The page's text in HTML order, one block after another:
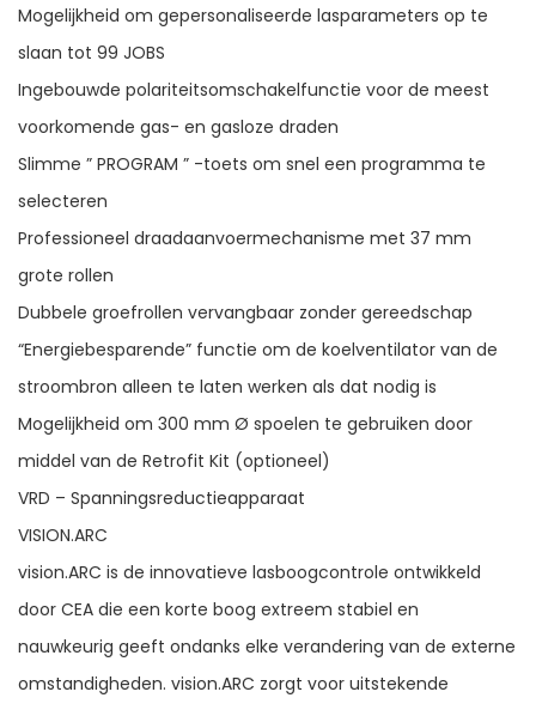
Mogelijkheid om gepersonaliseerde lasparameters op te
slaan tot 99 JOBS
Ingebouwde polariteitsomschakelfunctie voor de meest
voorkomende gas- en gasloze draden
Slimme ” PROGRAM ” -toets om snel een programma te
selecteren
Professioneel draadaanvoermechanisme met 37 mm
grote rollen
Dubbele groefrollen vervangbaar zonder gereedschap
“Energiebesparende” functie om de koelventilator van de
stroombron alleen te laten werken als dat nodig is
Mogelijkheid om 300 mm Ø spoelen te gebruiken door
middel van de Retrofit Kit (optioneel)
VRD – Spanningsreductieapparaat
VISION.ARC
vision.ARC is de innovatieve lasboogcontrole ontwikkeld
door CEA die een korte boog extreem stabiel en
nauwkeurig geeft ondanks elke verandering van de externe
omstandigheden. vision.ARC zorgt voor uitstekende